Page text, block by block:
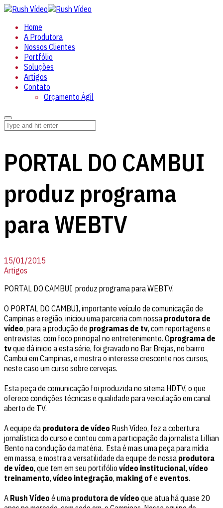
Home
A Produtora
Nossos Clientes
Portfólio
Soluções
Artigos
Contato
Orçamento Ágil
PORTAL DO CAMBUI
produz programa
para WEBTV
15/01/2015
Artigos
PORTAL DO CAMBUI produz programa para WEBTV.
O PORTAL DO CAMBUI, importante veículo de comunicação de
Campinas e região, iniciou uma parceria com nossa produtora de
vídeo, para a produção de programas de tv, com reportagens e
entrevistas, com foco principal no entretenimento. Oprograma de
tvque dá inicio a esta série, foi gravado no Bar Brejas, no bairro
Cambui em Campinas, e mostra o interesse crescente nos cursos,
neste caso um curso sobre cervejas.
Esta peça de comunicação foi produzida no sitema HDTV, o que
oferece condições técnicas e qualidade para veiculação em canal
aberto de TV.
A equipe da produtora de vídeo Rush Vídeo, fez a cobertura
jornalística do curso e contou com a participação da jornalista Lillian
Bento na condução da matéria. Esta é mais uma peça para mídia
em massa, e mostra a versatilidade da equipe de nossa produtora
de vídeo, que tem em seu portifólio vídeo institucional, vídeo
treinamento, vídeo integração, making of e eventos.
A Rush Vídeo é uma produtora de vídeo que atua há quase 20